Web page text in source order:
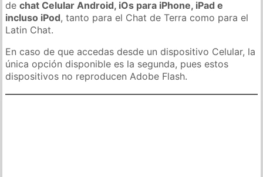
dechat Celular Android, iOs para iPhone, iPad e
incluso iPod, tanto para el Chat de Terra como para el
Latin Chat.
En caso de que accedas desde un dispositivo Celular, la
única opción disponible es la segunda, pues estos
dispositivos no reproducen Adobe Flash.